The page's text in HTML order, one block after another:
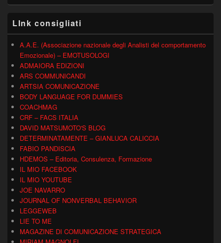
LInk consigliati
A.A.E. (Associazione nazionale degli Analisti del comportamento
Emozionale) – EMOTUSOLOGI
ADMAIORA EDIZIONI
ARS COMMUNICANDI
ARTSIA COMUNICAZIONE
BODY LANGUAGE FOR DUMMIES
COACHMAG
CRF – FACS ITALIA
DAVID MATSUMOTO'S BLOG
DETERMINATAMENTE – GIANLUCA CALICCIA
FABIO PANDISCIA
HDEMOS – Editoria, Consulenza, Formazione
IL MIO FACEBOOK
IL MIO YOUTUBE
JOE NAVARRO
JOURNAL OF NONVERBAL BEHAVIOR
LEGGEWEB
LIE TO ME
MAGAZINE DI COMUNICAZIONE STRATEGICA